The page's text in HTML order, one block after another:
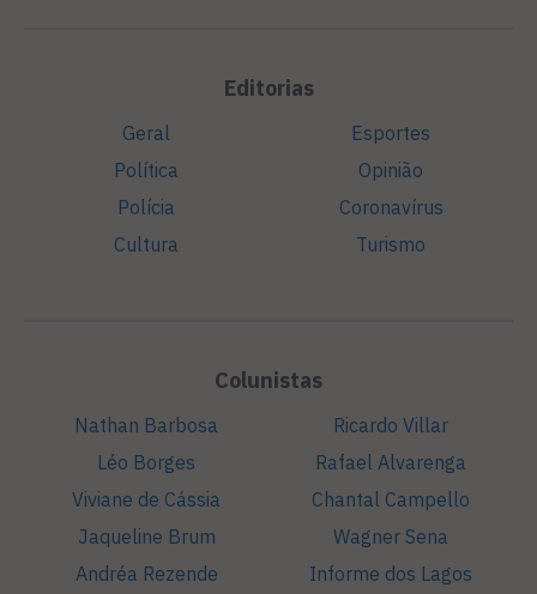
Editorias
Geral
Política
Polícia
Cultura
Esportes
Opinião
Coronavírus
Turismo
Colunistas
Nathan Barbosa
Léo Borges
Viviane de Cássia
Jaqueline Brum
Andréa Rezende
Ricardo Villar
Rafael Alvarenga
Chantal Campello
Wagner Sena
Informe dos Lagos